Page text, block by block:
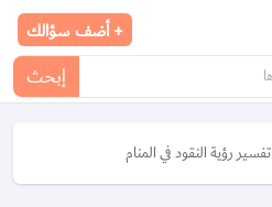
إبحث
+ أضف سؤالك
تفسير رؤية النقود في المنام